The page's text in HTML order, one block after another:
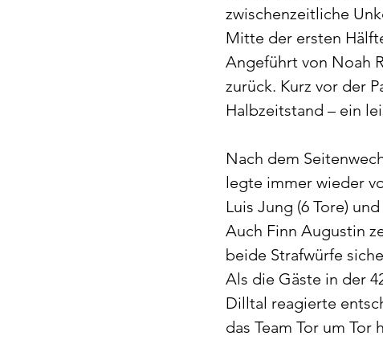
zwischenzeitliche
Mitte der ersten
Angeführt von Noah
zurück. Kurz vor der
Halbzeitstand – ein
Nach dem
legte immer wieder
Luis Jung (6 Tore)
Auch Finn Augustin
beide Strafwürfe
Als die Gäste in der
Dilltal reagierte
das Team Tor um Tor